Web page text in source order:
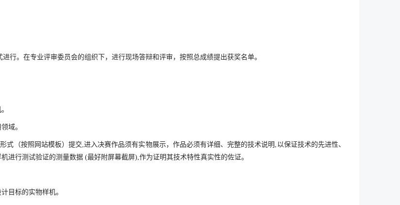
行。在专业评审委员会的组织下，进行现场答辩和评审，按照总成绩提出获奖名单。
域。
（按照网站模板）提交,进入决赛作品须有实物展示，作品必须有详细、完整的技术说明,以保证技术的先进性、
进行测试验证的测量数据 (最好附屏幕截屏),作为证明其技术特性真实性的佐证。
目标的实物样机。